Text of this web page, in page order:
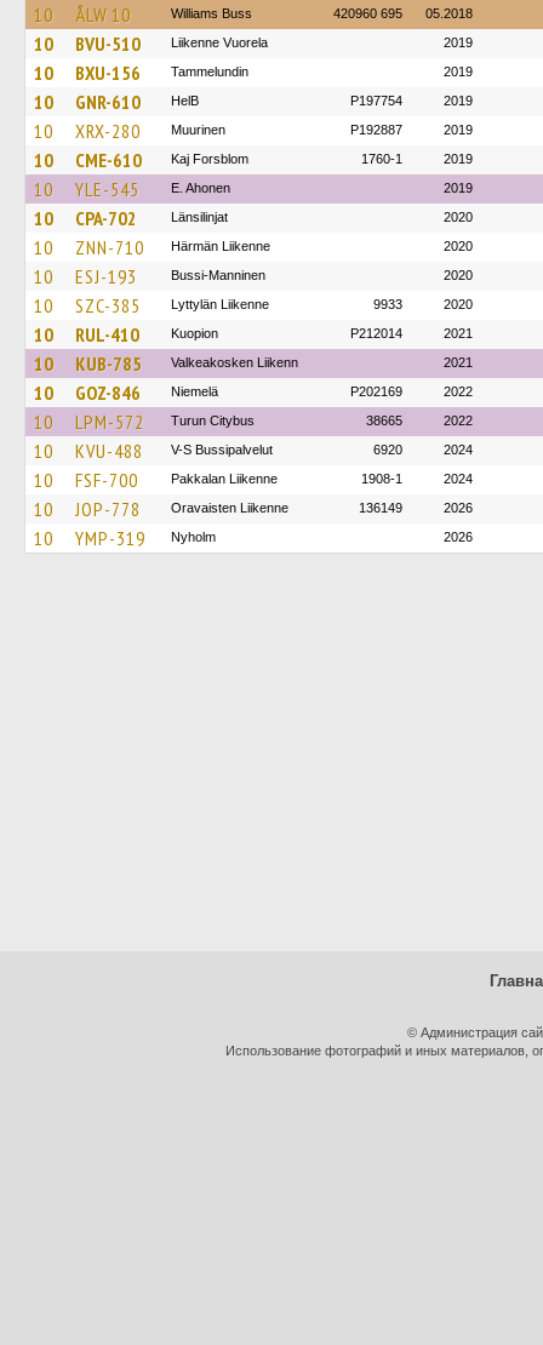
10 ÅLW 10 Williams Buss 420960 695 05.2018
10 BVU-510 Liikenne Vuorela 2019
10 BXU-156 Tammelundin 2019
10 GNR-610 HelB P197754 2019
10 XRX-280 Muurinen P192887 2019
10 CME-610 Kaj Forsblom 1760-1 2019
10 YLE-545 E. Ahonen 2019
10 CPA-702 Länsilinjat 2020
10 ZNN-710 Härmän Liikenne 2020
10 ESJ-193 Bussi-Manninen 2020
10 SZC-385 Lyttylän Liikenne 9933 2020
10 RUL-410 Kuopion P212014 2021
10 KUB-785 Valkeakosken Liikenn 2021
10 GOZ-846 Niemelä P202169 2022
10 LPM-572 Turun Citybus 38665 2022
10 KVU-488 V-S Bussipalvelut 6920 2024
10 FSF-700 Pakkalan Liikenne 1908-1 2024
10 JOP-778 Oravaisten Liikenne 136149 2026
10 YMP-319 Nyholm 2026
© Администрация
Использование фотографий и иных материалов,